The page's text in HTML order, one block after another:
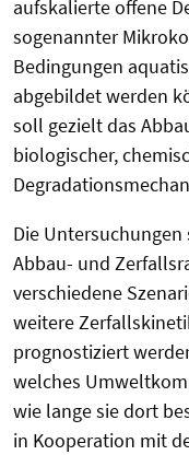
aufskalierte offene
sogenannter
Bedingungen
abgebildet werden
soll gezielt das
biologischer,
Die
Abbau- und
verschiedene
weitere
prognostiziert
welches
wie lange sie dort
in Kooperation mit